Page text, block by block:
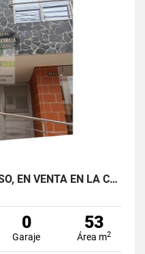
APARTAMENTO PRIMER PISO, EN VENTA EN LA CEJA
0
Garaje
53
Área m2